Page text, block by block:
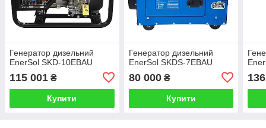
Генератор дизельний
EnerSol SKD-10EBAU
115 001 ₴
Купити
Генератор дизельний
EnerSol SKDS-7EBAU
80 000₴
Купити